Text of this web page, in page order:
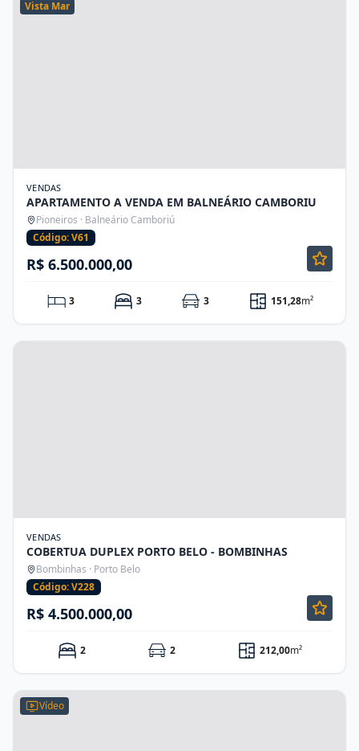
Vista Mar
VENDAS
APARTAMENTO A VENDA EM BALNEÁRIO CAMBORIU
Pioneiros · Balneário Camboriú
Código: V61
R$ 6.500.000,00
3 3 3 151,28m²
VENDAS
COBERTUA DUPLEX PORTO BELO - BOMBINHAS
Bombinhas · Porto Belo
Código: V228
R$ 4.500.000,00
2 2 212,00m²
Vídeo